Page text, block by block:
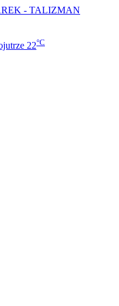
- TALIZMAN
22°C